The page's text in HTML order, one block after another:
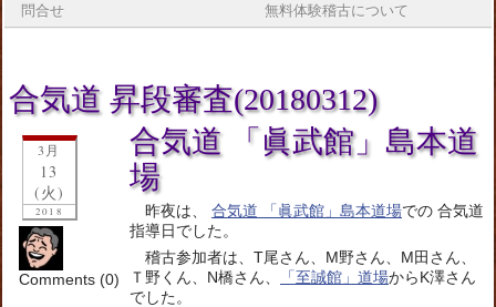
問合せ 無料体験稽古について
合気道 昇段審査(20180312)
3月
13
(火)
2018
Comments (0)
合気道 「眞武館」島本道
場
昨夜は、 合気道 「眞武館」島本道場での 合気道
指導日でした。
稽古参加者は、T尾さん、M野さん、M田さん、
Ｔ野くん、N橋さん、
「至誠館」道場からK澤さん
でした。